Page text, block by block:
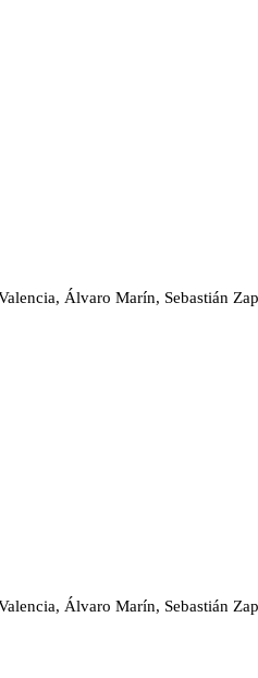
Álvaro Marín, Sebastián
Álvaro Marín, Sebastián